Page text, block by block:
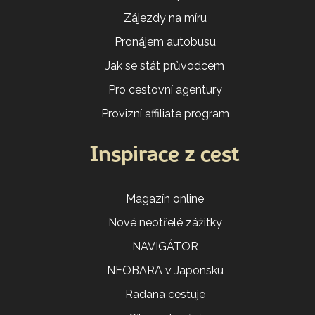
Zájezdy na míru
Pronájem autobusu
Jak se stát průvodcem
Pro cestovní agentury
Provizní affiliate program
Inspirace z cest
Magazín online
Nové neotřelé zážitky
NAVIGÁTOR
NEOBARA v Japonsku
Radana cestuje